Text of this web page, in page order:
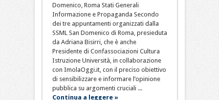
Domenico, Roma Stati Generali
Informazione e Propaganda Secondo
dei tre appuntamenti organizzati dalla
SSML San Domenico di Roma, presieduta
da Adriana Bisirri, che è anche
Presidente di Confassociazioni Cultura
Istruzione Università, in collaborazione
con ImolaOggi.it, con il preciso obiettivo
di sensibilizzare e informare l’opinione
pubblica su argomenti cruciali ...
Continua a leggere »